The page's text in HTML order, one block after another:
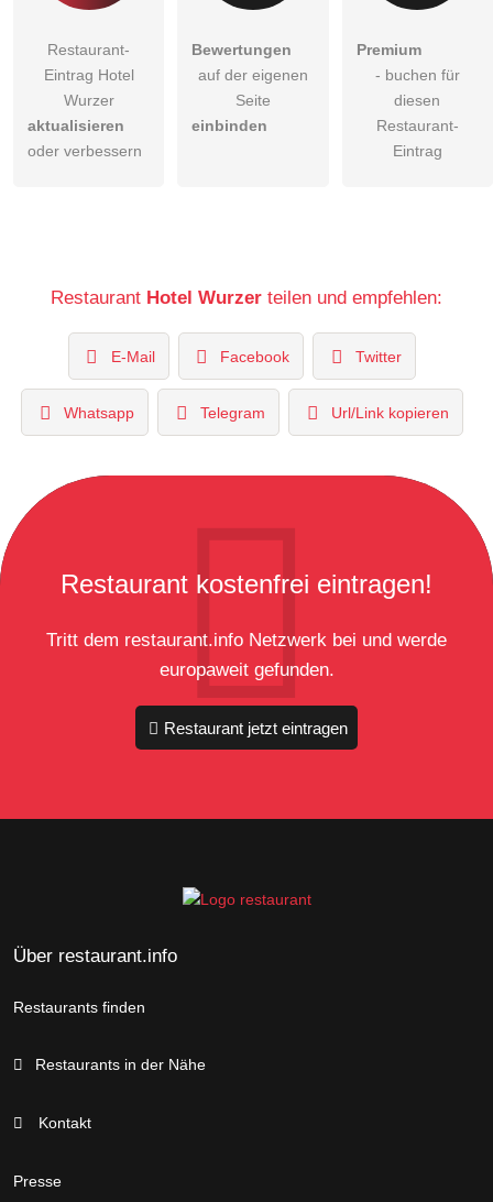
Restaurant-
Eintrag Hotel
Wurzer
aktualisieren
oder verbessern
Bewertungen
auf der eigenen
Seite
einbinden
Premium
- buchen für
diesen
Restaurant-
Eintrag
Restaurant Hotel Wurzer teilen und empfehlen:
E-Mail Facebook Twitter
Whatsapp Telegram Url/Link kopieren
Restaurant kostenfrei eintragen!
Tritt dem restaurant.info Netzwerk bei und werde
europaweit gefunden.
Restaurant jetzt eintragen
Über restaurant.info
Restaurants finden
Restaurants in der Nähe
Kontakt
Presse